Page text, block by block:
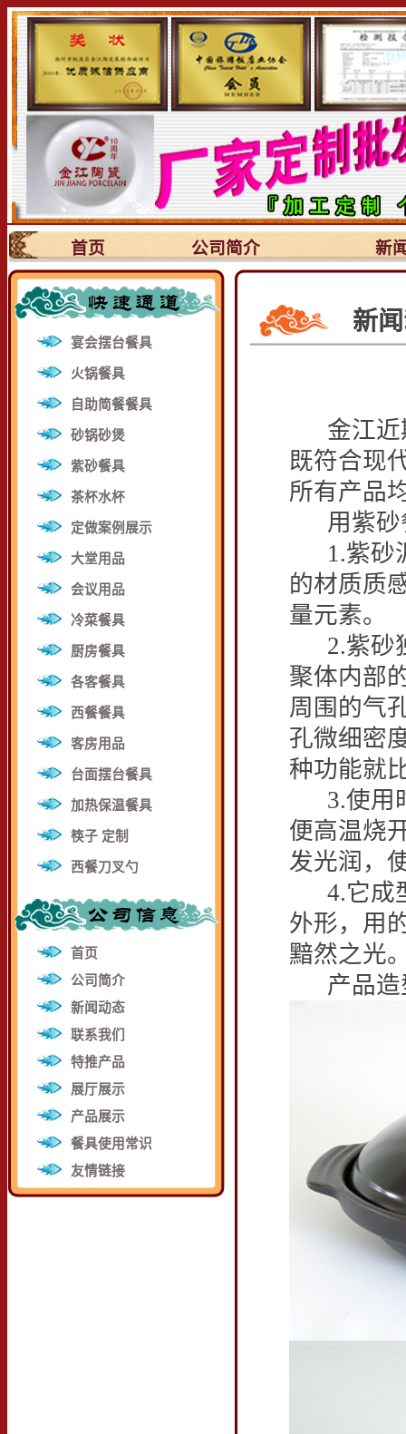
首页 公司简介 新
宴会摆台餐具
火锅餐具
自助简餐餐具
砂锅砂煲
紫砂餐具
茶杯水杯
定做案例展示
大堂用品
会议用品
冷菜餐具
厨房餐具
各客餐具
西餐餐具
客房用品
台面摆台餐具
加热保温餐具
筷子 定制
西餐刀叉勺
首页
公司简介
新闻动态
联系我们
特推产品
展厅展示
产品展示
餐具使用常识
友情链接
新
金江近
既符合现
所有产品
用紫砂
1.紫砂
的材质质
量元素。
2.紫砂
聚体内部
周围的气
孔微细密
种功能就
3.使用
便高温烧
发光润，
4.它成
外形，用
黯然之光
产品造